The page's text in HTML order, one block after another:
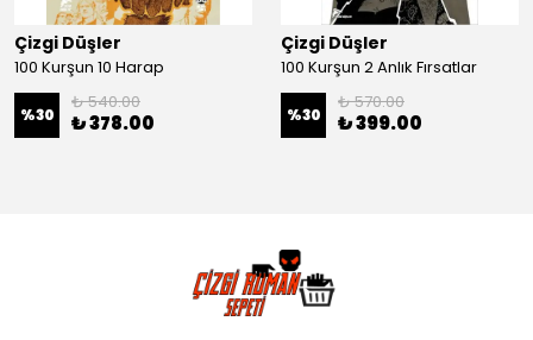
Çizgi Düşler
100 Kurşun 10 Harap
%30
₺ 540.00
₺ 378.00
Çizgi Düşler
100 Kurşun 2 Anlık Fırsatlar
%30
₺ 570.00
₺ 399.00